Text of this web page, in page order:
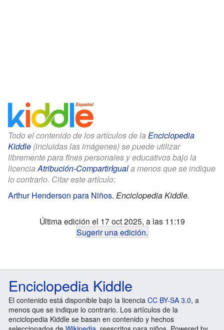
Todo el contenido de los artículos de la Enciclopedia
Kiddle (incluidas las imágenes) se puede utilizar
libremente para fines personales y educativos bajo la
licenciaAtribución-CompartirIguala menos que se indique
lo contrario. Citar este artículo:
Arthur Henderson para Niños. Enciclopedia Kiddle.
Última edición el 17 oct 2025, a las 11:19
Sugerir una edición.
Enciclopedia Kiddle
El contenido está disponible bajo la licencia CC BY-SA 3.0, a
menos que se indique lo contrario. Los artículos de la
enciclopedia Kiddle se basan en contenido y hechos